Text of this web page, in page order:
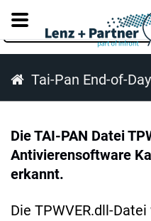
Tai-Pan End-of-Day
Die TAI-PAN Datei
Antivierensoftware
erkannt.
Die TPWVER.dll-